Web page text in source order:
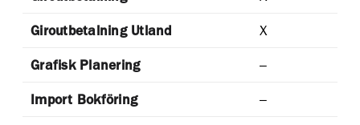
Giroutbetalning Utland X
Grafisk Planering –
Import Bokföring –